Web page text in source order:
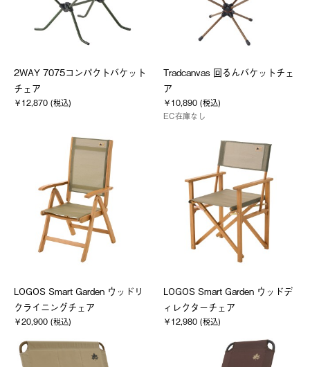
2WAY 7075コンパクトバケット
チェア
￥12,870 (税込)
Tradcanvas 回るんバケットチェ
ア
￥10,890 (税込)
EC在庫なし
LOGOS Smart Garden ウッドリ
クライニングチェア
￥20,900 (税込)
LOGOS Smart Garden ウッドデ
ィレクターチェア
￥12,980 (税込)